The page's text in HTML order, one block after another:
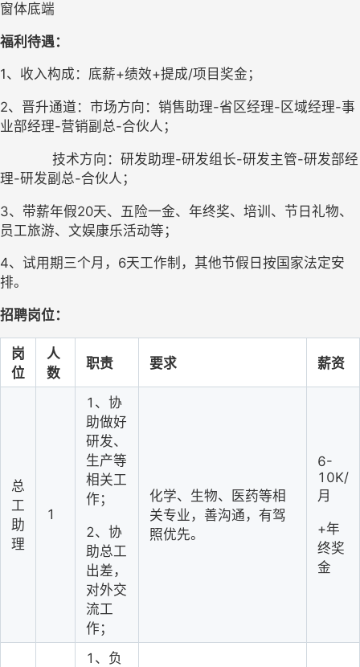
窗体底端
福利待遇：
1、 收入构成： 底薪+绩效+提成/项目奖金 ；
2、晋升通道 ： 市场方向：销售助理-省区经理-区域经理-事
业部经理-营销副总-合伙人 ；
技术方向：研发助理-研发组长-研发主管-研发部经
理-研发副总-合伙人 ；
3、 带薪年假20天、五险一金、年终奖、培训、节日礼物、
员工旅游、文娱康乐活动等；
4、 试用期三个月， 6天工作制，其他节假日按国家法定安
排。
招聘岗位：
岗
位
人
数
职责 要求 薪资
总
工
助
理
1
1、协
助做好
研发、
生产等
相关工
作；
2、协
助总工
出差，
对外交
流工
作；
化学、生物、医药等相
关专业 ，善沟通，有驾
照优先。
6-
10K/
月
+年
终奖
金
1、负